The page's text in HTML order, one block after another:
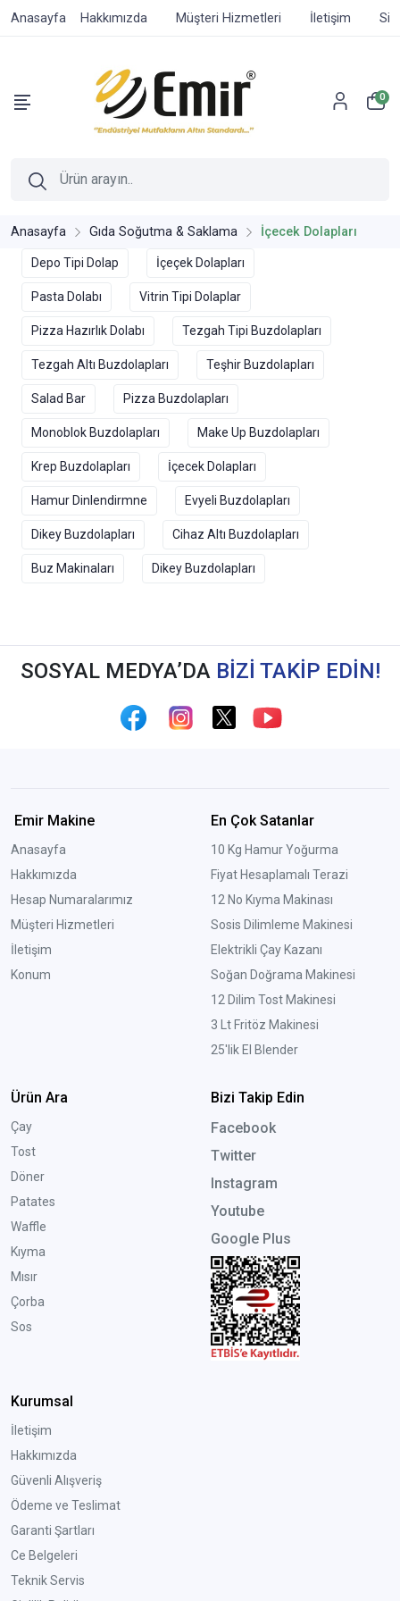
Anasayfa Hakkımızda Müşteri Hizmetleri İletişim
0
Anasayfa Gıda Soğutma & Saklama İçecek Dolapları
Depo Tipi Dolap İçeçek Dolapları
Pasta Dolabı Vitrin Tipi Dolaplar
Pizza Hazırlık Dolabı Tezgah Tipi Buzdolapları
Tezgah Altı Buzdolapları Teşhir Buzdolapları
Salad Bar Pizza Buzdolapları
Monoblok Buzdolapları Make Up Buzdolapları
Krep Buzdolapları İçecek Dolapları
Hamur Dinlendirmne Evyeli Buzdolapları
Dikey Buzdolapları Cihaz Altı Buzdolapları
Buz Makinaları Dikey Buzdolapları
SOSYAL MEDYA’DA BİZİ TAKİP EDİN!
Emir Makine
Anasayfa
Hakkımızda
Hesap Numaralarımız
Müşteri Hizmetleri
İletişim
Konum
En Çok Satanlar
10 Kg Hamur Yoğurma
Fiyat Hesaplamalı Terazi
12 No Kıyma Makinası
Sosis Dilimleme Makinesi
Elektrikli Çay Kazanı
Soğan Doğrama Makinesi
12 Dilim Tost Makinesi
3 Lt Fritöz Makinesi
25'lik El Blender
Ürün Ara
Çay
Tost
Döner
Patates
Waffle
Kıyma
Mısır
Çorba
Sos
Bizi Takip Edin
Facebook
Twitter
Instagram
Youtube
Google Plus
Kurumsal
İletişim
Hakkımızda
Güvenli Alışveriş
Ödeme ve Teslimat
Garanti Şartları
Ce Belgeleri
Teknik Servis